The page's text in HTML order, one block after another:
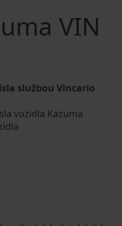
VIN
službou Vincario
vozidla Kazuma